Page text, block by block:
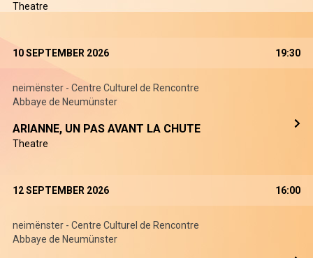
Theatre
10 SEPTEMBER 2026 19:30
neimënster - Centre Culturel de Rencontre
Abbaye de Neumünster
ARIANNE, UN PAS AVANT LA CHUTE
Theatre
12 SEPTEMBER 2026 16:00
neimënster - Centre Culturel de Rencontre
Abbaye de Neumünster